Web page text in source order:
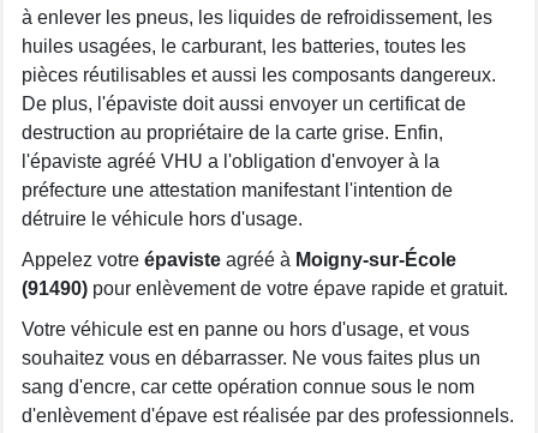
à enlever les pneus, les liquides de refroidissement, les
huiles usagées, le carburant, les batteries, toutes les
pièces réutilisables et aussi les composants dangereux.
De plus, l'épaviste doit aussi envoyer un certificat de
destruction au propriétaire de la carte grise. Enfin,
l'épaviste agréé VHU a l'obligation d'envoyer à la
préfecture une attestation manifestant l'intention de
détruire le véhicule hors d'usage.
Appelez votre épaviste agréé à Moigny-sur-École
(91490) pour enlèvement de votre épave rapide et gratuit.
Votre véhicule est en panne ou hors d'usage, et vous
souhaitez vous en débarrasser. Ne vous faites plus un
sang d'encre, car cette opération connue sous le nom
d'enlèvement d'épave est réalisée par des professionnels.